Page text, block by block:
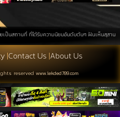
นที่ ที่ได้รับความนิยมอันดับต้นๆ ฝันเห็นสุสาน ก
|Contact Us |About Us
reserved www.lekded789.com